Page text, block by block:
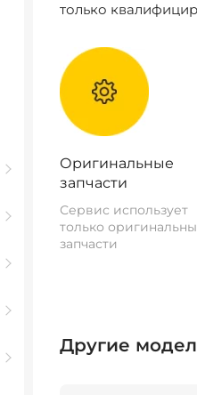
только
Оригинальные
запчасти
Сервис использует
только
запчасти
Другие